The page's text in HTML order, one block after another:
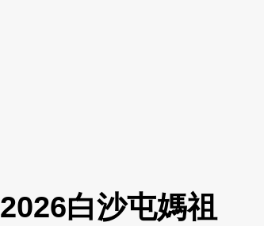
2026白沙屯媽祖